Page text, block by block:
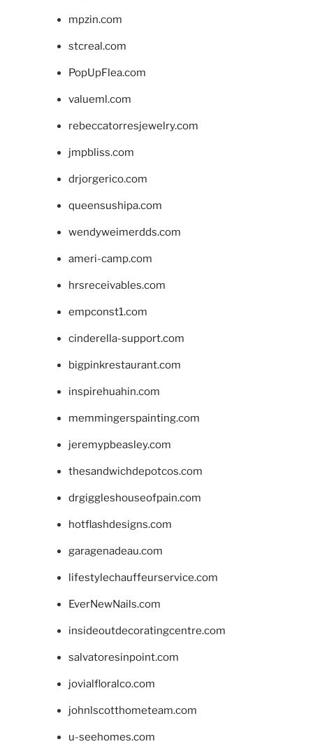
mpzin.com
stcreal.com
PopUpFlea.com
valueml.com
rebeccatorresjewelry.com
jmpbliss.com
drjorgerico.com
queensushipa.com
wendyweimerdds.com
ameri-camp.com
hrsreceivables.com
empconst1.com
cinderella-support.com
bigpinkrestaurant.com
inspirehuahin.com
memmingerspainting.com
jeremypbeasley.com
thesandwichdepotcos.com
drgiggleshouseofpain.com
hotflashdesigns.com
garagenadeau.com
lifestylechauffeurservice.com
EverNewNails.com
insideoutdecoratingcentre.com
salvatoresinpoint.com
jovialfloralco.com
johnlscotthometeam.com
u-seehomes.com